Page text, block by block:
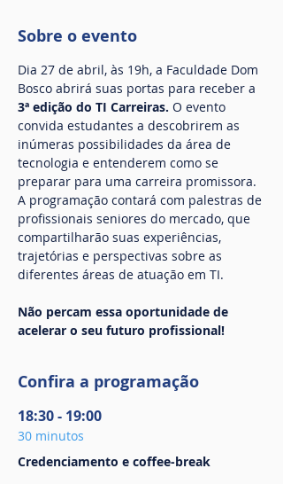
Sobre o evento
Dia 27 de abril, às 19h, a Faculdade Dom
Bosco abrirá suas portas para receber a
3ª edição do TI Carreiras. O evento
convida estudantes a descobrirem as
inúmeras possibilidades da área de
tecnologia e entenderem como se
preparar para uma carreira promissora.
A programação contará com palestras de
profissionais seniores do mercado, que
compartilharão suas experiências,
trajetórias e perspectivas sobre as
diferentes áreas de atuação em TI.
Não percam essa oportunidade de
acelerar o seu futuro profissional!
Confira a programação
18:30 - 19:00
30 minutos
Credenciamento e coffee-break